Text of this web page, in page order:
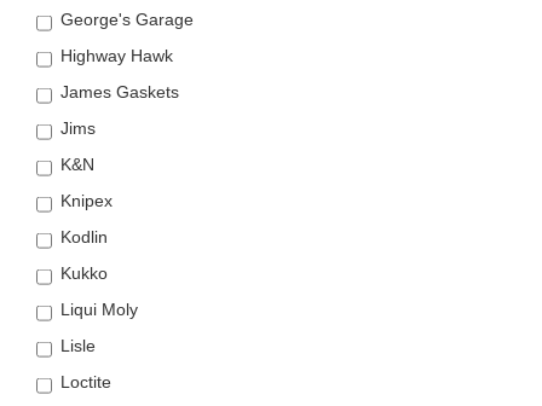
George's Garage
Highway Hawk
James Gaskets
Jims
K&N
Knipex
Kodlin
Kukko
Liqui Moly
Lisle
Loctite